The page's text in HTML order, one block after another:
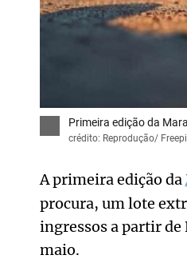
Primeira edição da
crédito: Reprodução/
A primeira edição da
procura, um lote
ingressos a partir de
maio.